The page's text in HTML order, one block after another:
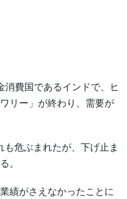
費国であるインドで、ヒ
リー」が終わり、需要が
危ぶまれたが、下げ止ま
。
績がさえなかったことに